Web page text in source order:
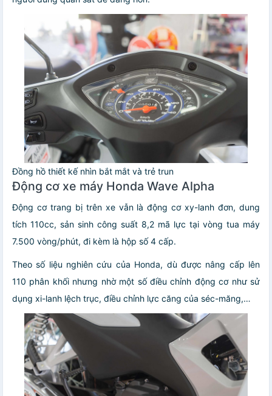
Đồng hồ thiết kế nhìn bắt mắt và trẻ trun
Động cơ xe máy Honda Wave Alpha
Động cơ trang bị trên xe vẫn là động cơ xy-lanh đơn, dung
tích 110cc, sản sinh công suất 8,2 mã lực tại vòng tua máy
7.500 vòng/phút, đi kèm là hộp số 4 cấp.
Theo số liệu nghiên cứu của Honda, dù được nâng cấp lên
110 phân khối nhưng nhờ một số điều chỉnh động cơ như sử
dụng xi-lanh lệch trục, điều chỉnh lực căng của séc-măng,…